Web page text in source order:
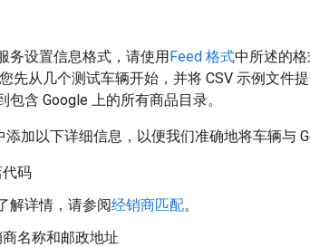
务设置信息格式，请使用Feed 格式中所述的格
先从几个测试车辆开始，并将 CSV 示例文件
包含 Google 上的所有商品目录。
添加以下详细信息，以便我们准确地将车辆与
代码
解详情，请参阅经销商匹配。
商名称和邮政地址